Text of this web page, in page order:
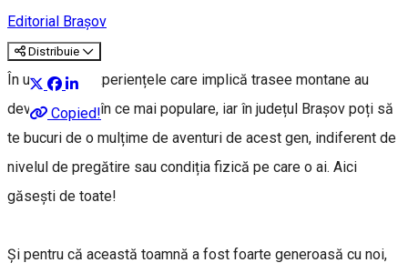
Editorial Brașov
Distribuie
Copied!
În ultimii ani experiențele care implică trasee montane au
devenit din ce în ce mai populare, iar în județul Brașov poți să
te bucuri de o mulțime de aventuri de acest gen, indiferent de
nivelul de pregătire sau condiția fizică pe care o ai. Aici
găsești de toate!
Și pentru că această toamnă a fost foarte generoasă cu noi,